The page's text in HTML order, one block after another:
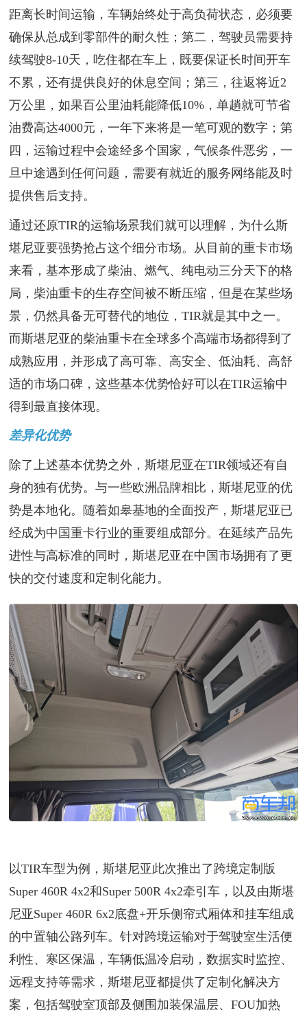
距离长时间运输，车辆始终处于高负荷状态，必须要
确保从总成到零部件的耐久性；第二，驾驶员需要持
续驾驶8-10天，吃住都在车上，既要保证长时间开车
不累，还有提供良好的休息空间；第三，往返将近2
万公里，如果百公里油耗能降低10%，单趟就可节省
油费高达4000元，一年下来将是一笔可观的数字；第
四，运输过程中会途经多个国家，气候条件恶劣，一
旦中途遇到任何问题，需要有就近的服务网络能及时
提供售后支持。
通过还原TIR的运输场景我们就可以理解，为什么斯
堪尼亚要强势抢占这个细分市场。从目前的重卡市场
来看，基本形成了柴油、燃气、纯电动三分天下的格
局，柴油重卡的生存空间被不断压缩，但是在某些场
景，仍然具备无可替代的地位，TIR就是其中之一。
而斯堪尼亚的柴油重卡在全球多个高端市场都得到了
成熟应用，并形成了高可靠、高安全、低油耗、高舒
适的市场口碑，这些基本优势恰好可以在TIR运输中
得到最直接体现。
差异化优势
除了上述基本优势之外，斯堪尼亚在TIR领域还有自
身的独有优势。与一些欧洲品牌相比，斯堪尼亚的优
势是本地化。随着如皋基地的全面投产，斯堪尼亚已
经成为中国重卡行业的重要组成部分。在延续产品先
进性与高标准的同时，斯堪尼亚在中国市场拥有了更
快的交付速度和定制化能力。
以TIR车型为例，斯堪尼亚此次推出了跨境定制版
Super 460R 4x2和Super 500R 4x2牵引车，以及由斯堪
尼亚Super 460R 6x2底盘+开乐侧帘式厢体和挂车组成
的中置轴公路列车。针对跨境运输对于驾驶室生活便
利性、寒区保温，车辆低温冷启动，数据实时监控、
远程支持等需求，斯堪尼亚都提供了定制化解决方
案，包括驾驶室顶部及侧围加装保温层、FOU加热